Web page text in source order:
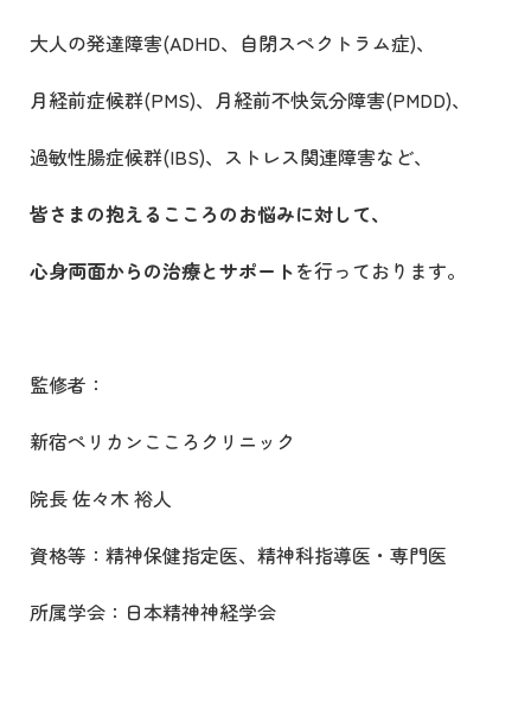
大人の発達障害(ADHD、自閉スペクトラム症)、
月経前症候群(PMS)、月経前不快気分障害(PMDD)、
過敏性腸症候群(IBS)、ストレス関連障害など、
皆さまの抱えるこころのお悩みに対して、
心身両面からの治療とサポートを行っております。
監修者：
新宿ペリカンこころクリニック
院長 佐々木 裕人
資格等：精神保健指定医、精神科指導医・専門医
所属学会：日本精神神経学会